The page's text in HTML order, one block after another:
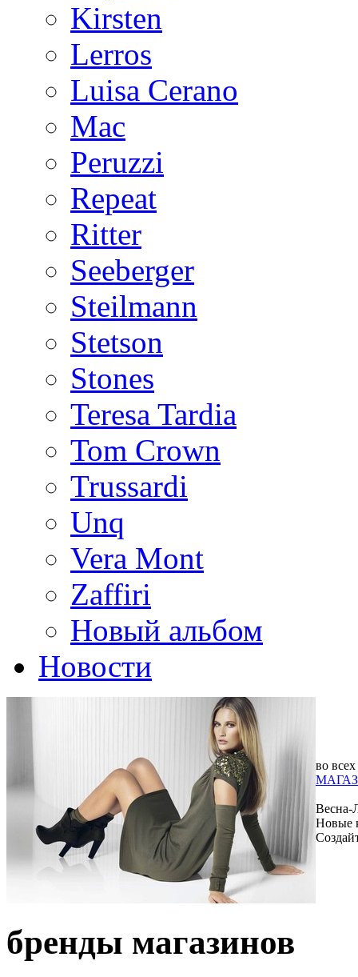
Kirsten
Lerros
Luisa Cerano
Mac
Peruzzi
Repeat
Ritter
Seeberger
Steilmann
Stetson
Stones
Teresa Tardia
Tom Crown
Trussardi
Unq
Vera Mont
Zaffiri
Новый альбом
Новости
во всех
Весна-
Новые
бренды магазинов